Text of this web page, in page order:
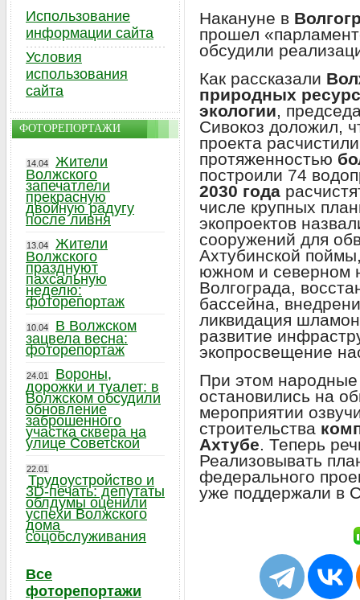
Накануне в
прошел
обсудили
Как рассказали
природных
экологии,
Сивокоз доложил,
проекта
протяженностью
построили 74
2030 года
числе крупных
экопроектов
сооружений для
Ахтубинской
южном и северном
Волгограда,
бассейна,
ликвидация
развитие
экопросвещение
При этом народные
остановились на
мероприятии
строительства
Ахтубе. Теперь
Реализовывать
федерального
уже поддержали в
Использование
информации сайта
Условия
использования
сайта
ФОТОРЕПОРТАЖИ
14.04
Жители
Волжского
запечатлели
прекрасную
двойную радугу
после ливня
13.04
Жители
Волжского
празднуют
пахсальную
неделю:
фоторепортаж
10.04
В Волжском
зацвела весна:
фоторепортаж
24.01
Вороны,
дорожки и туалет: в
Волжском обсудили
обновление
заброшенного
участка сквера на
улице Советской
22.01
Трудоустройство и
3D-печать: депутаты
облдумы оценили
успехи Волжского
дома
соцобслуживания
Все
фоторепортажи